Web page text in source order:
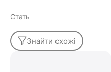
Стать
Знайти схожі